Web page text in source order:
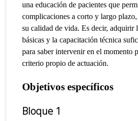
una educación de pacientes que
complicaciones a corto y largo
su calidad de vida.Es decir, adquirir
básicas y la capacitación técnica
para saber intervenir en el momento
criterio propio de actuación.
Objetivos específicos
Bloque 1